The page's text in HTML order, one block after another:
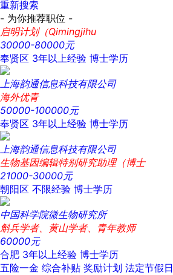
重新搜索
- 为你推荐职位 -
启明计划（Qimingjihu
30000-80000元
奉贤区 3年以上经验 博士学历
上海韵通信息科技有限公司
海外优青
50000-100000元
奉贤区 3年以上经验 博士学历
上海韵通信息科技有限公司
生物基因编辑特别研究助理（博士
21000-30000元
朝阳区 不限经验 博士学历
中国科学院微生物研究所
斛兵学者、黄山学者、青年教师
60000元
合肥 3年以上经验 博士学历
五险一金 综合补贴 奖励计划 法定节假日